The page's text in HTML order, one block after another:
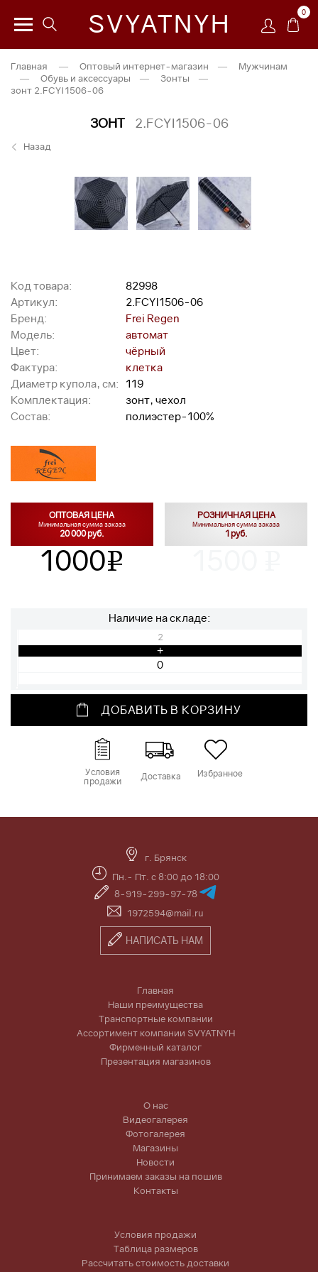
SVYATNYH 0
Главная — Оптовый интернет-магазин —
Мужчинам
—
Обувь и аксессуары — Зонты
—
зонт 2.FCYI1506-06
ЗОНТ 2.FCYI1506-06
Назад
Код товара:
82998
Артикул:
2.FCYI1506-06
Бренд:
Frei Regen
Модель:
автомат
Цвет:
чёрный
Фактура:
клетка
Диаметр купола, см:
119
Комплектация:
зонт, чехол
Состав:
полиэстер-100%
ОПТОВАЯ ЦЕНА
Минимальная сумма заказа
20 000 руб.
1000v
РОЗНИЧНАЯ ЦЕНА
Минимальная сумма заказа
1 руб.
Наличие на складе:
2
+
ДОБАВИТЬ В КОРЗИНУ
Условия
продажи Доставка Избранное
г. Брянск
Пн.- Пт. с 8:00 до 18:00
8-919-299-97-78
1972594@mail.ru
НАПИСАТЬ НАМ
Главная
Наши преимущества
Транспортные компании
Ассортимент компании SVYATNYH
Фирменный каталог
Презентация магазинов
О нас
Видеогалерея
Фотогалерея
Магазины
Новости
Принимаем заказы на пошив
Контакты
Условия продажи
Таблица размеров
Рассчитать стоимость доставки